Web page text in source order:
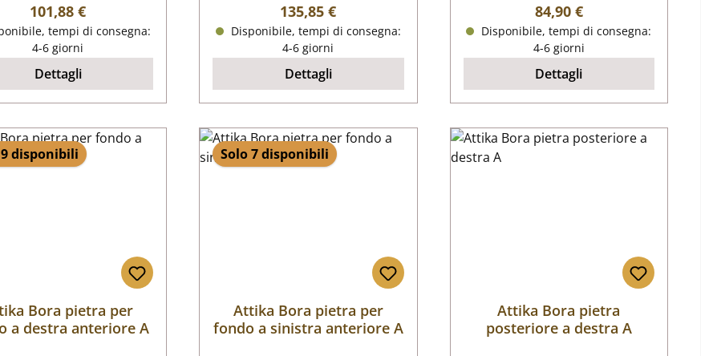
Prezzo normale:
101,88 €
tempi di consegna:
4-6 giorni
Dettagli
Prezzo normale:
135,85 €
Disponibile, tempi di consegna:
4-6 giorni
Dettagli
Prezzo normale:
84,90 €
Disponibile, tempi di consegna:
4-6 giorni
Dettagli
disponibili
Bora pietra per
a destra anteriore A
Solo 7 disponibili
Attika Bora pietra per
fondo a sinistra anteriore A
Attika Bora pietra
posteriore a destra A